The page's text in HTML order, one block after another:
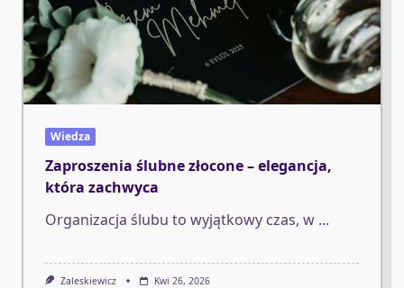
Wiedza
Zaproszenia ślubne złocone – elegancja,
która zachwyca
Organizacja ślubu to wyjątkowy czas, w ...
Zaleskiewicz Kwi 26, 2026